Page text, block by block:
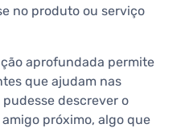
no produto ou serviço
aprofundada permite
que ajudam nas
descrever o
próximo, algo que